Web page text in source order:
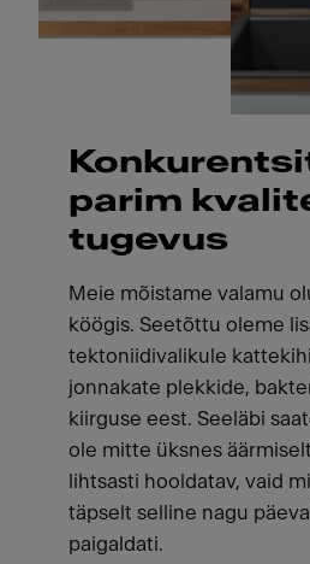
parim
tugevus
Meie mõistame valamu
köögis. Seetõttu oleme
tektoniidivalikule
jonnakate plekkide,
kiirguse eest. Seeläbi
ole mitte üksnes
lihtsasti hooldatav, vaid
täpselt selline nagu
paigaldati.